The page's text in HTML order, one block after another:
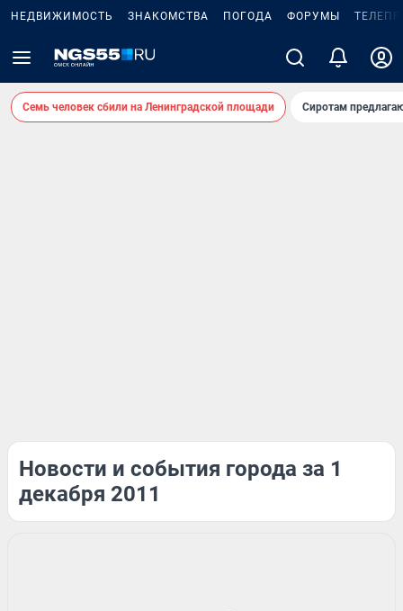
НЕДВИЖИМОСТЬ ЗНАКОМСТВА ПОГОДА ФОРУМЫ
Семь человек сбили на Ленинградской площади Сиротам
Новости и события города за 1
декабря 2011